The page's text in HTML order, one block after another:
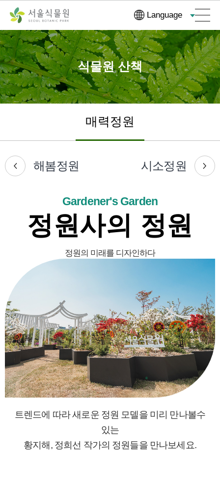
츠
바
로
가
기
본문으로
바로가기
Language
식물원 산책
매력정원
해봄정원 시소정원
Gardener's Garden
정원사의 정원
정원의 미래를 디자인하다
트렌드에 따라 새로운 정원 모델을 미리 만나볼수
있는
황지해, 정희선 작가의 정원들을 만나보세요.